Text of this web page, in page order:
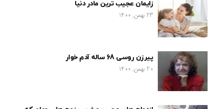
زایمان عجیب ترین مادر دنیا
23 بهمن, 1400
پیرزن روسی 68 ساله آدم خوار
20 بهمن, 1400